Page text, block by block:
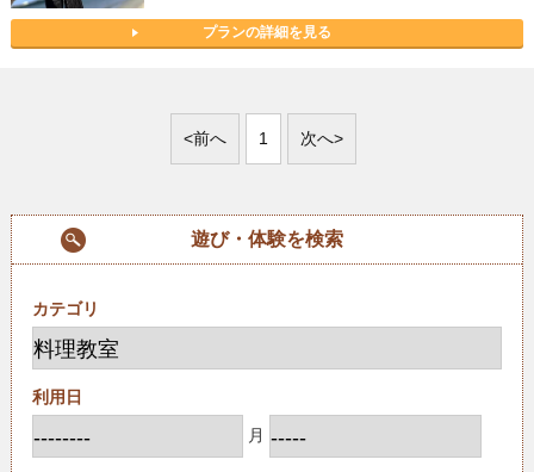
プランの詳細を見る
<前へ 1 次へ>
遊び・体験を検索
カテゴリ
利用日
月